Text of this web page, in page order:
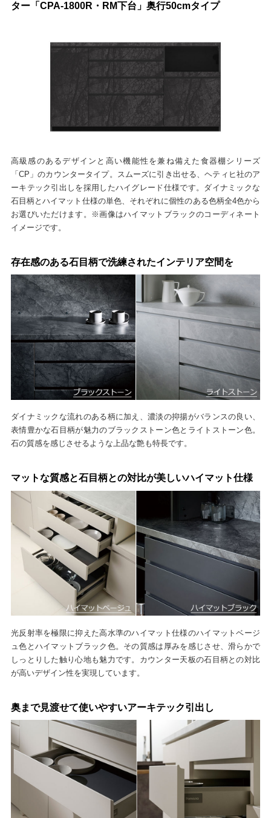
ター「CPA-1800R・RM下台」奥行50cmタイプ
高級感のあるデザインと高い機能性を兼ね備えた食器棚シリーズ
「CP」のカウンタータイプ。スムーズに引き出せる、ヘティヒ社のア
ーキテック引出しを採用したハイグレード仕様です。ダイナミックな
石目柄とハイマット仕様の単色、それぞれに個性のある色柄全4色から
お選びいただけます。※画像はハイマットブラックのコーディネート
イメージです。
存在感のある石目柄で洗練されたインテリア空間を
ダイナミックな流れのある柄に加え、濃淡の抑揚がバランスの良い、
表情豊かな石目柄が魅力のブラックストーン色とライトストーン色。
石の質感を感じさせるような上品な艶も特長です。
マットな質感と石目柄との対比が美しいハイマット仕様
光反射率を極限に抑えた高水準のハイマット仕様のハイマットベージ
ュ色とハイマットブラック色。その質感は厚みを感じさせ、滑らかで
しっとりした触り心地も魅力です。カウンター天板の石目柄との対比
が高いデザイン性を実現しています。
奥まで見渡せて使いやすいアーキテック引出し